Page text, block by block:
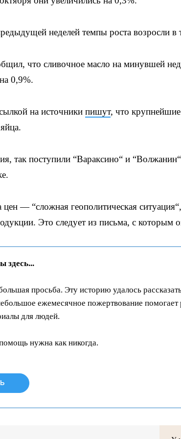
неделей темпы роста возросли в
что сливочное масло на минувшей
0,9%.
на источники пишут, что
так поступили “Вараксино“ и
цен — “сложная геополитическая
Это следует из письма, с которым
здесь...
просьба. Эту историю удалось
ежемесячное пожертвование помогает
для людей.
нужна как никогда.